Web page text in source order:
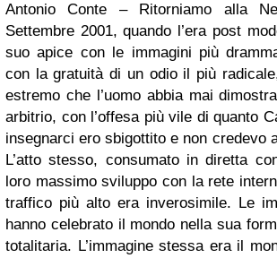
Antonio Conte – Ritorniamo alla
Settembre 2001, quando l’era post
suo apice con le immagini più
con la gratuità di un odio il più
estremo che l’uomo abbia mai
arbitrio, con l’offesa più vile di quanto
insegnarci ero sbigottito e non credevo
L’atto stesso, consumato in diretta
loro massimo sviluppo con la rete
traffico più alto era inverosimile. Le
hanno celebrato il mondo nella sua
totalitaria. L’immagine stessa era il